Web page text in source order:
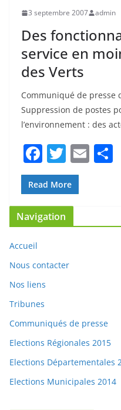
o
k
3 septembre 2007 admin
Des
service en
des Verts
Communiqué de presse
Suppression de postes
l’environnement : des
F
a
c
e
b
o
k
T
w
itt
er
E
m
Read More
Navigation
Accueil
Nous contacter
Nos liens
Tribunes
Communiqués de presse
Elections Régionales 2015
Elections Départementales
Elections Municipales 2014